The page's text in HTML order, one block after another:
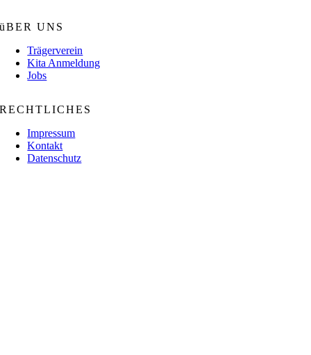
üBER UNS
Trägerverein
Kita Anmeldung
Jobs
RECHTLICHES
Impressum
Kontakt
Datenschutz